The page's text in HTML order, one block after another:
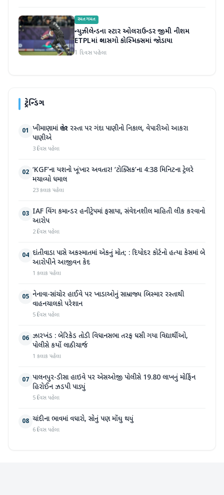
રમતગમત
ન્યુઝીલેન્ડના સ્ટાર ઓલરાઉન્ડર જીમી નીશમ
ETPLમાં ગ્લાસગો કોસ્મિક્સમાં જોડાયા
1 દિવસ પહેલા
ટ્રેન્ડિંગ
01 ખીમાણામાં જાહેર રસ્તા પર ગંદા પાણીનો નિકાલ, વેપારીઓ આકરા
પાણીએ
3 દિવસ પહેલા
02 ‘KGF’ના યશનો ખૂંખાર અવતાર! ‘ટોક્સિક’ના 4:38 મિનિટના ટ્રેલરે
મચાવ્યો ધમાલ
23 કલાક પહેલા
03 IAF વિંગ કમાન્ડર હનીટ્રેપમાં ફસાયા, સંવેદનશીલ માહિતી લીક કરવાનો
આરોપ
2 દિવસ પહેલા
04 દાંતીવાડા પાસે અકસ્માતમાં એકનું મોત; : દિયોદર કોર્ટનો હત્યા કેસમાં બે
આરોપીને આજીવન કેદ
1 કલાક પહેલા
05 નેનાવા-સાંચોર હાઈવે પર ખાડાઓનું સામ્રાજ્ય બિસ્માર રસ્તાથી
વાહનચાલકો પરેશાન
5 દિવસ પહેલા
06 ઝારખંડ : બેરિકેડ તોડી વિધાનસભા તરફ ધસી ગયા વિદ્યાર્થીઓ,
પોલીસે કર્યો લાઠીચાર્જ
1 કલાક પહેલા
07 પાલનપુર-ડીસા હાઇવે પર એસઓજી પોલીસે 19.80 લાખનું મોર્ફિન
હિરોઈન ઝડપી પાડ્યું
5 દિવસ પહેલા
08 ચાંદીના ભાવમાં વધારો, સોનું પણ મોંઘુ થયું
6 દિવસ પહેલા